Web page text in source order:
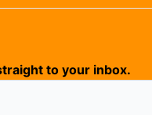
to your inbox.